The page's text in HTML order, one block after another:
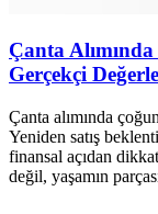
Çanta
Gerçekçi
Çanta alımında
Yeniden satış
finansal açıdan
değil, yaşamın